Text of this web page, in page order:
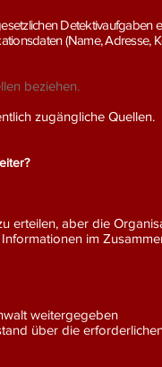
Detektivaufgaben
(Name,
beziehen.
zugängliche Quellen.
zu erteilen, aber die
im
weitergegeben
über die